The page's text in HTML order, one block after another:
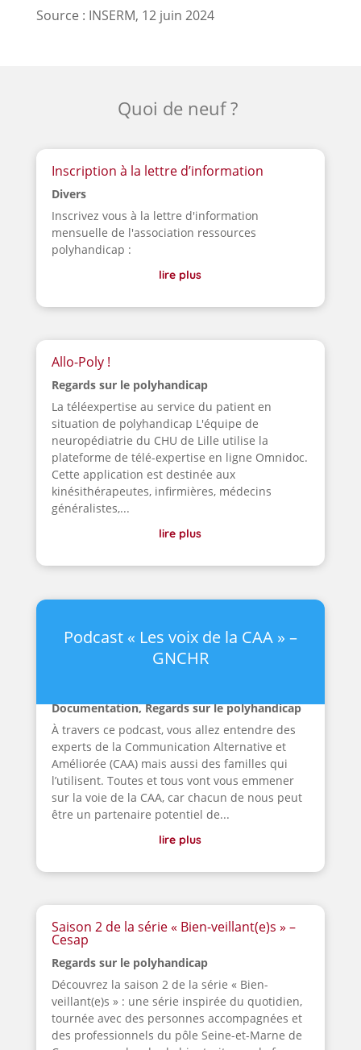
Source : INSERM, 12 juin 2024
Quoi de neuf ?
Inscription à la lettre d’information
Divers
Inscrivez vous à la lettre d'information
mensuelle de l'association ressources
polyhandicap :
lire plus
Allo-Poly !
Regards sur le polyhandicap
La téléexpertise au service du patient en
situation de polyhandicap L'équipe de
neuropédiatrie du CHU de Lille utilise la
plateforme de télé-expertise en ligne Omnidoc.
Cette application est destinée aux
kinésithérapeutes, infirmières, médecins
généralistes,...
lire plus
Podcast « Les voix de la CAA » –
GNCHR
Documentation,Regards sur le polyhandicap
À travers ce podcast, vous allez entendre des
experts de la Communication Alternative et
Améliorée (CAA) mais aussi des familles qui
l’utilisent. Toutes et tous vont vous emmener
sur la voie de la CAA, car chacun de nous peut
être un partenaire potentiel de...
lire plus
Saison 2 de la série « Bien-veillant(e)s » –
Cesap
Regards sur le polyhandicap
Découvrez la saison 2 de la série « Bien-
veillant(e)s » : une série inspirée du quotidien,
tournée avec des personnes accompagnées et
des professionnels du pôle Seine-et-Marne de